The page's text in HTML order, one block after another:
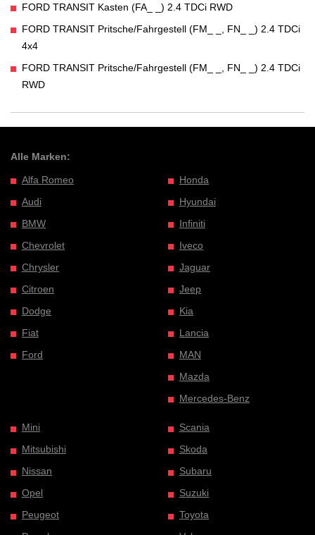
FORD TRANSIT Kasten (FA_ _) 2.4 TDCi RWD
FORD TRANSIT Pritsche/Fahrgestell (FM_ _, FN_ _) 2.4 TDCi
4x4
FORD TRANSIT Pritsche/Fahrgestell (FM_ _, FN_ _) 2.4 TDCi
RWD
Alle Marken:
Alfa Romeo
Audi
BMW
Chevrolet
Chrysler
Citroen
Dodge
Fiat
Ford
Honda
Hyundai
Infiniti
Iveco
Jaguar
Jeep
Kia
Lancia
MAN
Mazda
Mercedes-Benz
Mini
Mitsubishi
Nissan
Opel
Peugeot
Scania
Skoda
Subaru
Suzuki
Toyota